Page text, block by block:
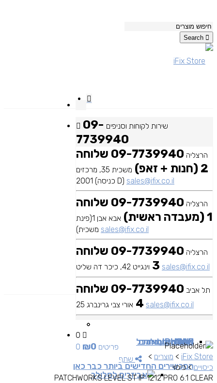
Search
שירות לקוחות וסניפים 09-
7739940
הרצליה
09-7739940 שלוחה
2 (חנות + זאפ)
משכית 35, מרכזים
2001 (כניסה D) sales@ifix.co.il
הרצליה
09-7739940 שלוחה
1 (מעבדה ראשית)
אבא אבן 1(פינת
משכית) sales@ifix.co.il
הרצליה
09-7739940 שלוחה
3 וינגייט 42, כיכר דה שליט sales@ifix.co.il
תל אביב
09-7739940 שלוחה
4 אורי צבי גרינברג 25 sales@ifix.co.il
0
0 פריטים
₪0 IPHONE
IPAD
MAC
אביזרים
אביזרים לסלולר
מכשירי סלולרכל
המכשירים החדישים ביותר כבר כאן
שירותי מעבדה
כבלים ומתאמים
שתף iFix Store
> מוצרים >
כיסויים>כיסוי
PATCHWORKS LEVEL ST IP 1212 PRO 6.1 CLEAR